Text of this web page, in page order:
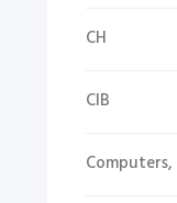
CH
CIB
Computers,